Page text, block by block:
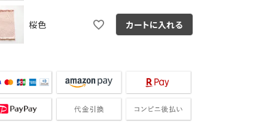
桜色 カートに入れる